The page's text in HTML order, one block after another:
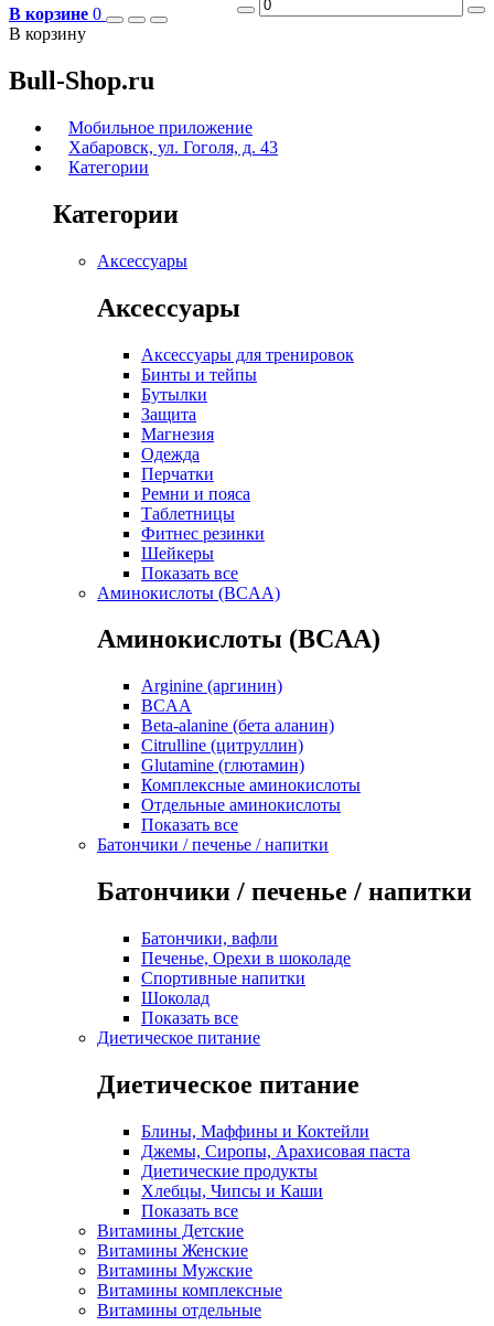
В корзине 0
В корзину
Bull-Shop.ru
Мобильное приложение
Хабаровск, ул. Гоголя, д. 43
Категории
Категории
Аксессуары
Аксессуары
Аксессуары для тренировок
Бинты и тейпы
Бутылки
Защита
Магнезия
Одежда
Перчатки
Ремни и пояса
Таблетницы
Фитнес резинки
Шейкеры
Показать все
Аминокислоты (BCAA)
Аминокислоты (BCAA)
Arginine (аргинин)
BCAA
Beta-alanine (бета аланин)
Citrulline (цитруллин)
Glutamine (глютамин)
Комплексные аминокислоты
Отдельные аминокислоты
Показать все
Батончики / печенье / напитки
Батончики / печенье / напитки
Батончики, вафли
Печенье, Орехи в шоколаде
Спортивные напитки
Шоколад
Показать все
Диетическое питание
Диетическое питание
Блины, Маффины и Коктейли
Джемы, Сиропы, Арахисовая паста
Диетические продукты
Хлебцы, Чипсы и Каши
Показать все
Витамины Детские
Витамины Женские
Витамины Мужские
Витамины комплексные
Витамины отдельные